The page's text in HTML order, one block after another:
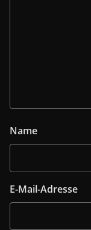
Name
E-Mail-Adresse